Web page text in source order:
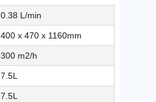
0.38 L/min
400 x 470 x 1160mm
300 m2/h
7.5L
7.5L